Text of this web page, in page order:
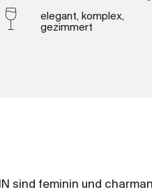
elegant, komplex,
gezimmert
sind feminin und